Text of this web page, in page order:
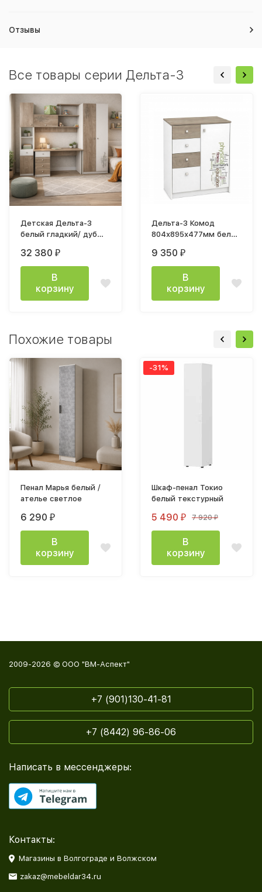
Отзывы
Все товары серии Дельта-3
Детская Дельта-3
белый гладкий/ дуб
32 380 ₽
В
корзину
Дельта-3 Комод
804х895х477мм белый
9 350 ₽
В
корзину
Похожие товары
Пенал Марья белый /
ателье светлое
6 290 ₽
В
корзину
-31%
Шкаф-пенал Токио
белый текстурный
5 490 ₽ 7 920₽
В
корзину
2009-2026 © ООО "ВМ-Аспект"
+7 (901)130-41-81
+7 (8442) 96-86-06
Написать в мессенджеры:
Контакты:
Магазины в Волгограде и Волжском
zakaz@mebeldar34.ru